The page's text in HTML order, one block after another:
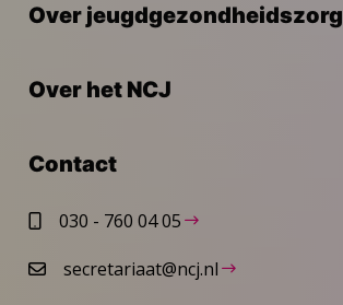
Over jeugdgezondheidszorg
Over het NCJ
Contact
030 - 760 04 05
secretariaat@ncj.nl